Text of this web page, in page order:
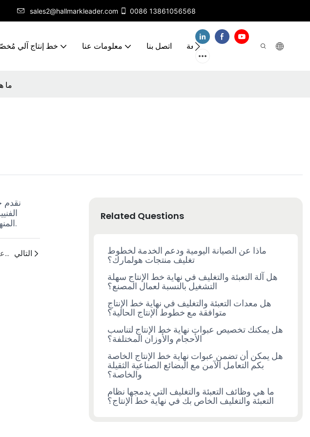
sales2@hallmarkleader.com 0086 13861056568
خط إنتاج آلي معلومات عنا اتصل بنا الأسئلة الشائعة مقاطع فيديو
ما
نقدم
المنهجي على التشغيل للعمال المحليين، مما يضمن التشغيل المستقر والطبيعي لخط التعبئة والتغليف.
ماذا عن الصيانة اليومية ودعم الخدمة لخطوط تغليف منتجات هولمارك؟ التالي
Related Questions
ماذا عن الصيانة اليومية ودعم الخدمة لخطوط
تغليف منتجات هولمارك؟
هل آلة التعبئة والتغليف في نهاية خط الإنتاج سهلة
التشغيل بالنسبة لعمال المصنع؟
هل معدات التعبئة والتغليف في نهاية خط الإنتاج
متوافقة مع خطوط الإنتاج الحالية؟
هل يمكنك تخصيص عبوات نهاية خط الإنتاج لتناسب
الأحجام والأوزان المختلفة؟
هل يمكن أن تضمن عبوات نهاية خط الإنتاج الخاصة
بكم التعامل الآمن مع البضائع الصناعية الثقيلة
والخاصة؟
ما هي وظائف التعبئة والتغليف التي يدمجها نظام
التعبئة والتغليف الخاص بك في نهاية خط الإنتاج؟